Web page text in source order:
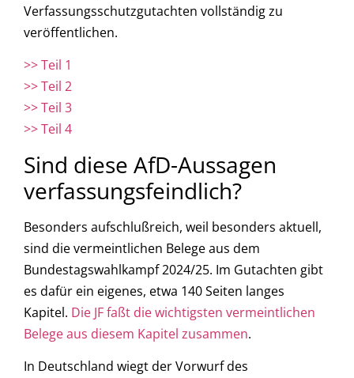
Verfassungsschutzgutachten vollständig zu
veröffentlichen.
>> Teil 1
>> Teil 2
>> Teil 3
>> Teil 4
Sind diese AfD-Aussagen
verfassungsfeindlich?
Besonders aufschlußreich, weil besonders aktuell,
sind die vermeintlichen Belege aus dem
Bundestagswahlkampf 2024/25. Im Gutachten gibt
es dafür ein eigenes, etwa 140 Seiten langes
Kapitel. Die JF faßt die wichtigsten vermeintlichen
Belege aus diesem Kapitel zusammen.
In Deutschland wiegt der Vorwurf des